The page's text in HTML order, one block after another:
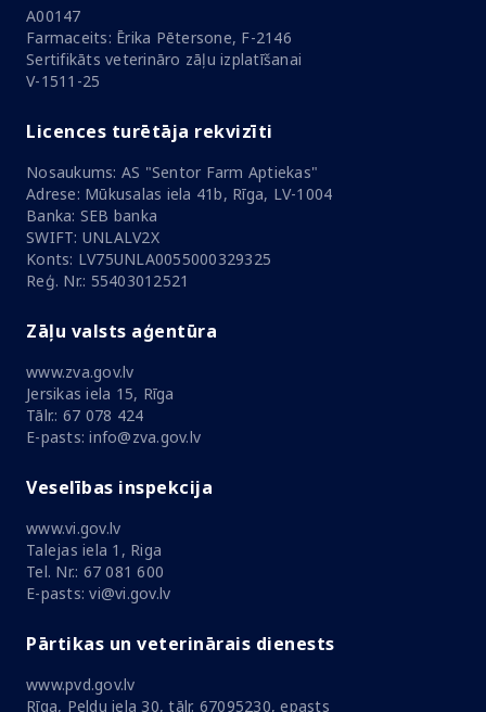
A00147
Farmaceits: Ērika Pētersone, F-2146
Sertifikāts veterināro zāļu izplatīšanai
V-1511-25
Licences turētāja rekvizīti
Nosaukums: AS "Sentor Farm Aptiekas"
Adrese: Mūkusalas iela 41b, Rīga, LV-1004
Banka: SEB banka
SWIFT: UNLALV2X
Konts: LV75UNLA0055000329325
Reģ. Nr.: 55403012521
Zāļu valsts aģentūra
www.zva.gov.lv
Jersikas iela 15, Rīga
Tālr.: 67 078 424
E-pasts: info@zva.gov.lv
Veselības inspekcija
www.vi.gov.lv
Talejas iela 1, Riga
Tel. Nr.: 67 081 600
E-pasts: vi@vi.gov.lv
Pārtikas un veterinārais dienests
www.pvd.gov.lv
Rīga, Peldu iela 30, tālr. 67095230, epasts